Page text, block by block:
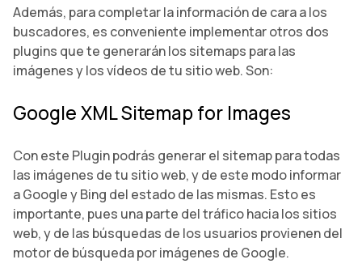
Además, para completar la información de cara a los
buscadores, es conveniente implementar otros dos
plugins que te generarán los sitemaps para las
imágenes y los vídeos de tu sitio web. Son:
Google XML Sitemap for Images
Con este Plugin podrás generar el sitemap para todas
las imágenes de tu sitio web, y de este modo informar
a Google y Bing del estado de las mismas. Esto es
importante, pues una parte del tráfico hacia los sitios
web, y de las búsquedas de los usuarios provienen del
motor de búsqueda por imágenes de Google.